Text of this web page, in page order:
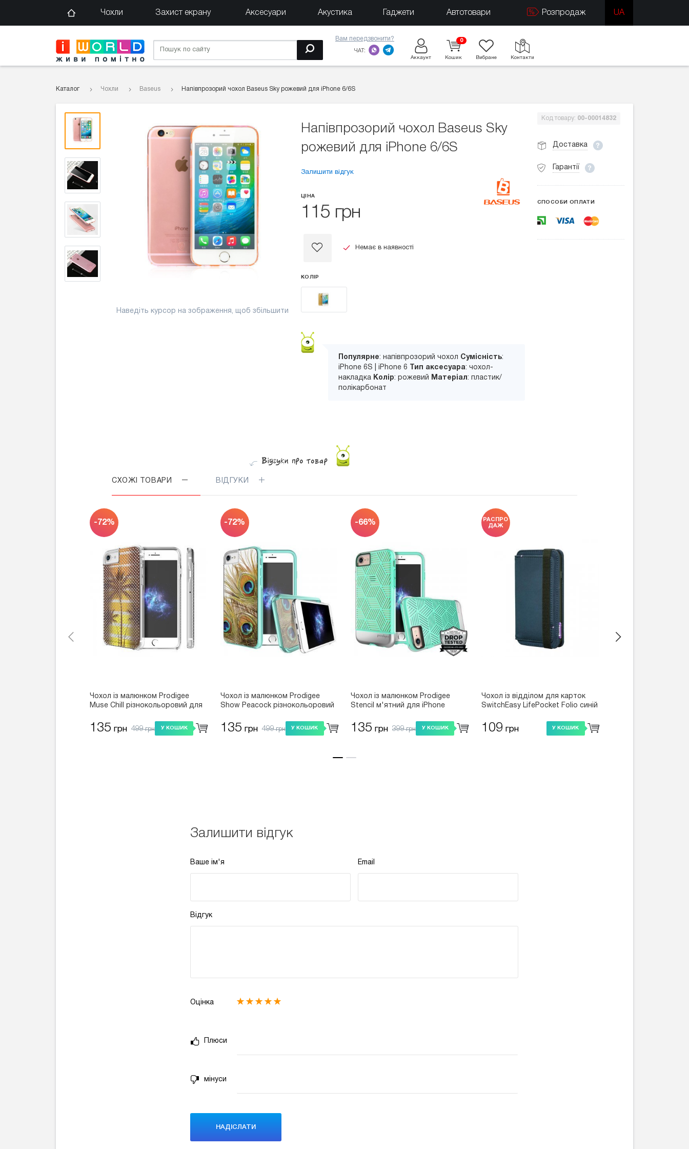
Чохли Захист екрану Аксесуари Акустика Гаджети Автотовари Розпродаж UA
Вам передзвонити?
ЧАТ:
Аккаунт
0
Кошик Вибране Контакти
Каталог Чохли Baseus Напівпрозорий чохол Baseus Sky рожевий для iPhone 6/6S
Наведіть курсор на зображення, щоб збільшити
Напівпрозорий чохол Baseus Sky
рожевий для iPhone 6/6S
Залишити відгук
ЦІНА
115 грн
Немає в наявності
КОЛІР
Популярне: напівпрозорий чохол Сумісність:
iPhone 6S | iPhone 6
Тип аксесуара: чохол-
накладка Колір: рожевий Матеріал: пластик/
полікарбонат
Код товару: 00-00014832
Доставка
Гарантії
СПОСОБИ ОПЛАТИ
СХОЖІ ТОВАРИ ВІДГУКИ
-72%
Чохол із малюнком Prodigee
Muse Chill різнокольоровий для
135 грн 499грн У КОШИК
-72%
Чохол із малюнком Prodigee
Show Peacock різнокольоровий
135 грн 499грн У КОШИК
-66%
Чохол із малюнком Prodigee
Stencil м'ятний для iPhone
135 грн 399грн У КОШИК
РАСПРО
ДАЖ
Чохол із відділом для карток
SwitchEasy LifePocket Folio синій
109 грн У КОШИК
Залишити відгук
Ваше ім'я Email
Відгук
Оцінка
Плюси
мінуси